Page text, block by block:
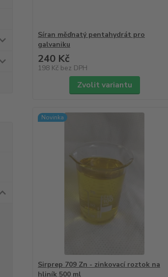
Síran měďnatý pentahydrát pro
galvaniku
240 Kč
198 Kč bez DPH
Zvolit variantu
Novinka
Sirprep 709 Zn - zinkovací roztok na
hliník 500 ml